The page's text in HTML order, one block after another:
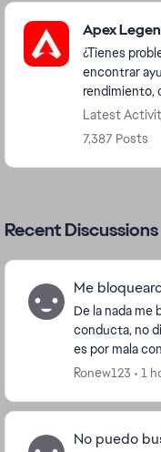
Featured Places
Apex
¿Tienes
encontrar
rendimiento,
Latest
7,387 Posts
Recent Discussions
Me
De la nada me
conducta, no
es por mala
para que me
Ronew123 1
No puedo